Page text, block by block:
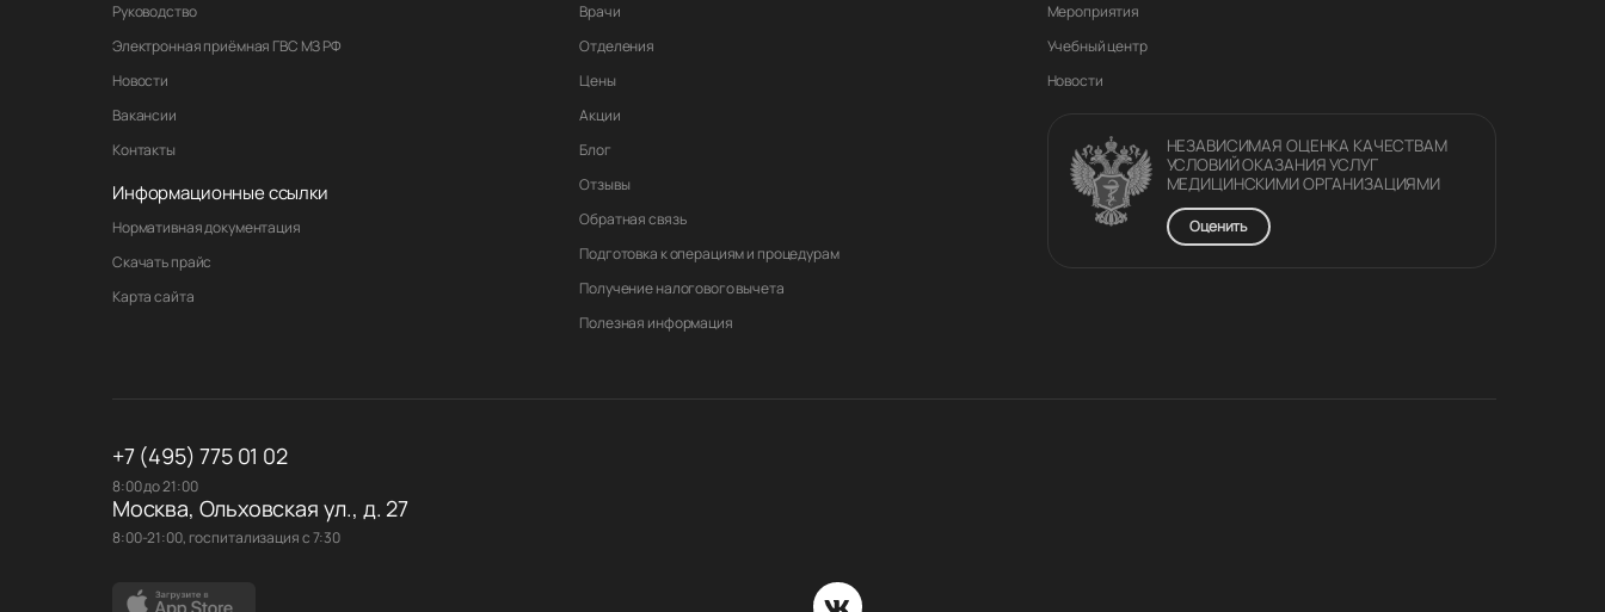
Руководство
Электронная приёмная ГВС МЗ РФ
Новости
Вакансии
Контакты
Информационные ссылки
Нормативная документация
Скачать прайс
Карта сайта
Врачи
Отделения
Цены
Акции
Блог
Отзывы
Обратная связь
Подготовка к операциям и процедурам
Получение налогового вычета
Полезная информация
Мероприятия
Учебный центр
Новости
НЕЗАВИСИМАЯ ОЦЕНКА КАЧЕСТВАM
УСЛОВИЙ ОКАЗАНИЯ УСЛУГ
МЕДИЦИНСКИМИ ОРГАНИЗАЦИЯМИ
Оценить
+7 (495) 775 01 02
8:00 до 21:00
Москва, Ольховская ул., д. 27
8:00-21:00, госпитализация с 7:30